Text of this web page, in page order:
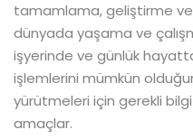
tamamlama, geliştirme
dünyada yaşama ve
işyerinde ve günlük hayatta
işlemlerini mümkün
yürütmeleri için gerekli
amaçlar.